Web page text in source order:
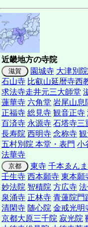
近畿地方の寺院
滋賀 園城寺 大津別
石山寺 比叡山延暦寺西
求法寺走井元三大師堂
蓮華寺 六角堂 岩尾山息
正福寺 総見寺 観音正寺
百済寺 永源寺 石塔寺三
長寿院 西明寺 念称寺
五村別院 本堂・表門 小
法華寺
京都 東寺 千本ゑん
壬生寺 西本願寺 東本願
妙法院 智積院 方広寺
泉涌寺 正林寺 青蓮院門
清閑寺 随心院 金戒光明
京都大原三千院 寂光院